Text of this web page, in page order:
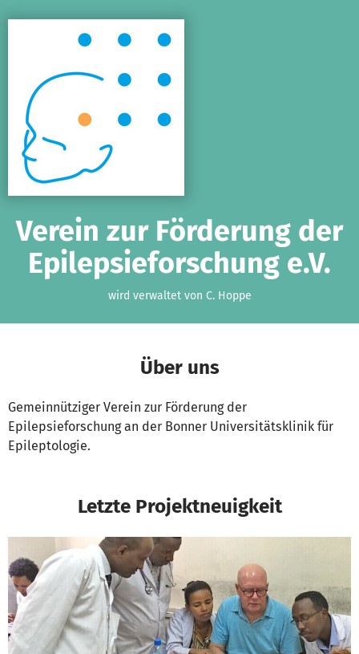
Verein zur Förderung der
Epilepsieforschung e.V.
wird verwaltet von C. Hoppe
Über uns
Gemeinnütziger Verein zur Förderung der
Epilepsieforschung an der Bonner Universitätsklinik für
Epileptologie.
Letzte Projektneuigkeit